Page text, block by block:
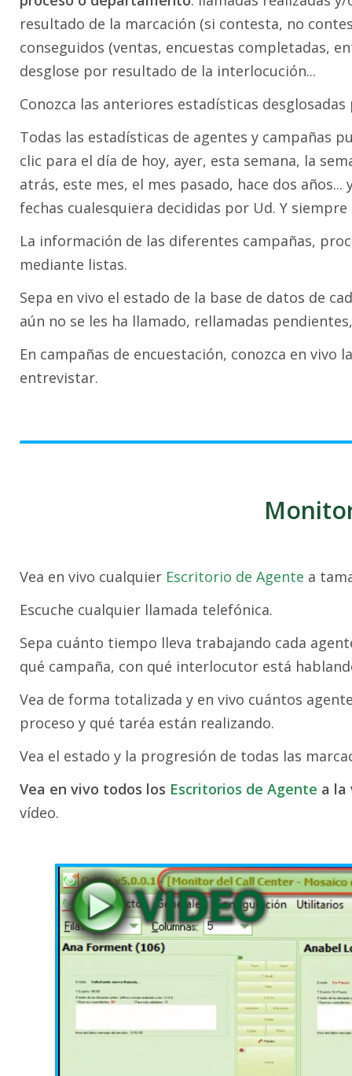
resultado de la marcación (si contesta, no
conseguidos (ventas, encuestas completadas,
desglose por resultado de la interlocución...
Conozca las anteriores estadísticas
Todas las estadísticas de agentes y campañas
clic para el día de hoy, ayer, esta semana, la
atrás, este mes, el mes pasado, hace dos
fechas cualesquiera decididas por Ud. Y
La información de las diferentes campañas,
mediante listas.
Sepa en vivo el estado de la base de datos de
aún no se les ha llamado, rellamadas
En campañas de encuestación, conozca en
entrevistar.
Vea en vivo cualquier Escritorio de Agente a
Escuche cualquier llamada telefónica.
Sepa cuánto tiempo lleva trabajando cada
qué campaña, con qué interlocutor está
Vea de forma totalizada y en vivo cuántos
proceso y qué taréa están realizando.
Vea el estado y la progresión de todas las
Vea en vivo todos los Escritorios de Agente a la
vídeo.